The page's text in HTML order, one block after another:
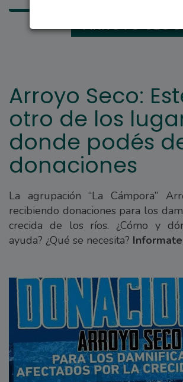
ARROYO SECO
Arroyo Seco:
otro de los
donde podés
donaciones
La agrupación “La Cámpora”
recibiendo donaciones para los
crecida de los ríos. ¿Cómo y
ayuda? ¿Qué se necesita?